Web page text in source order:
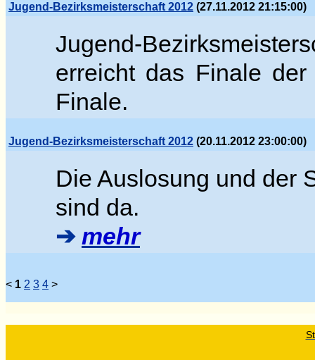
Jugend-Bezirksmeisterschaft 2012 (27.11.2012 21:15:00)
Jugend-
erreicht das Finale
Finale.
Jugend-Bezirksmeisterschaft 2012 (20.11.2012 23:00:00)
Die Auslosung und der
sind da.
➔ mehr
< 1 2 3 4 >